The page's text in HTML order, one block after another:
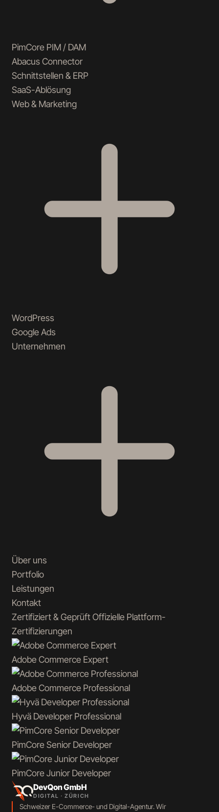
PimCore PIM / DAM
Abacus Connector
Schnittstellen & ERP
SaaS-Ablösung
Web & Marketing
WordPress
Google Ads
Unternehmen
Über uns
Portfolio
Leistungen
Kontakt
Zertifiziert & GeprüftOffizielle Plattform-
Zertifizierungen
Adobe Commerce Expert
Adobe Commerce Professional
Hyvä Developer Professional
PimCoreSenior Developer
PimCoreJunior Developer
DevQon GmbH
DIGITAL · ZÜRICH
Schweizer E-Commerce- und Digital-Agentur. Wir